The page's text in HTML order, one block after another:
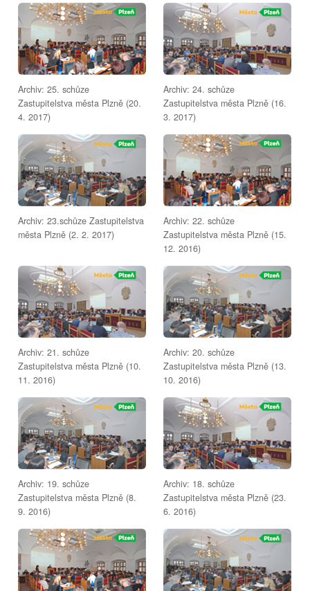
Archiv: 25. schůze
Zastupitelstva města Plzně (20.
4. 2017)
Archiv: 24. schůze
Zastupitelstva města Plzně (16.
3. 2017)
Archiv: 23.schůze Zastupitelstva
města Plzně (2. 2. 2017)
Archiv: 22. schůze
Zastupitelstva města Plzně (15.
12. 2016)
Archiv: 21. schůze
Zastupitelstva města Plzně (10.
11. 2016)
Archiv: 20. schůze
Zastupitelstva města Plzně (13.
10. 2016)
Archiv: 19. schůze
Zastupitelstva města Plzně (8.
9. 2016)
Archiv: 18. schůze
Zastupitelstva města Plzně (23.
6. 2016)